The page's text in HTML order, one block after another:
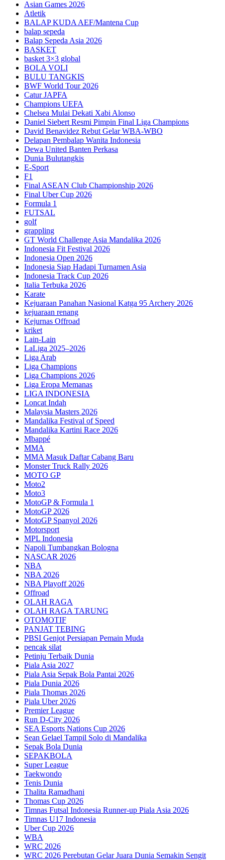
Asian Games 2026
Atletik
BALAP KUDA AEF/Mantena Cup
balap sepeda
Balap Sepeda Asia 2026
BASKET
basket 3×3 global
BOLA VOLI
BULU TANGKIS
BWF World Tour 2026
Catur JAPFA
Champions UEFA
Chelsea Mulai Dekati Xabi Alonso
Daniel Siebert Resmi Pimpin Final Liga Champions
David Benavidez Rebut Gelar WBA-WBO
Delapan Pembalap Wanita Indonesia
Dewa United Banten Perkasa
Dunia Bulutangkis
E-Sport
F1
Final ASEAN Club Championship 2026
Final Uber Cup 2026
Formula 1
FUTSAL
golf
grappling
GT World Challenge Asia Mandalika 2026
Indonesia Fit Festival 2026
Indonesia Open 2026
Indonesia Siap Hadapi Turnamen Asia
Indonesia Track Cup 2026
Italia Terbuka 2026
Karate
Kejuaraan Panahan Nasional Katga 95 Archery 2026
kejuaraan renang
Kejurnas Offroad
kriket
Lain-Lain
LaLiga 2025–2026
Liga Arab
Liga Champions
Liga Champions 2026
Liga Eropa Memanas
LIGA INDONESIA
Loncat Indah
Malaysia Masters 2026
Mandalika Festival of Speed
Mandalika Kartini Race 2026
Mbappé
MMA
MMA Masuk Daftar Cabang Baru
Monster Truck Rally 2026
MOTO GP
Moto2
Moto3
MotoGP & Formula 1
MotoGP 2026
MotoGP Spanyol 2026
Motorsport
MPL Indonesia
Napoli Tumbangkan Bologna
NASCAR 2026
NBA
NBA 2026
NBA Playoff 2026
Offroad
OLAH RAGA
OLAH RAGA TARUNG
OTOMOTIF
PANJAT TEBING
PBSI Genjot Persiapan Pemain Muda
pencak silat
Petinju Terbaik Dunia
Piala Asia 2027
Piala Asia Sepak Bola Pantai 2026
Piala Dunia 2026
Piala Thomas 2026
Piala Uber 2026
Premier League
Run D-City 2026
SEA Esports Nations Cup 2026
Sean Gelael Tampil Solo di Mandalika
Sepak Bola Dunia
SEPAKBOLA
Super League
Taekwondo
Tenis Dunia
Thalita Ramadhani
Thomas Cup 2026
Timnas Futsal Indonesia Runner-up Piala Asia 2026
Timnas U17 Indonesia
Uber Cup 2026
WBA
WRC 2026
WRC 2026 Perebutan Gelar Juara Dunia Semakin Sengit